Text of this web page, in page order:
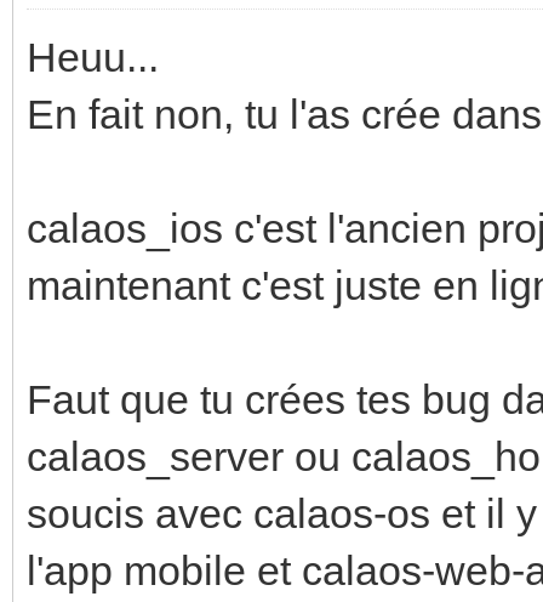
Heuu...
En fait non, tu l'as crée
calaos_ios c'est l'ancien
maintenant c'est juste en
Faut que tu crées tes bug
calaos_server ou
soucis avec calaos-os et il
l'app mobile et calaos-